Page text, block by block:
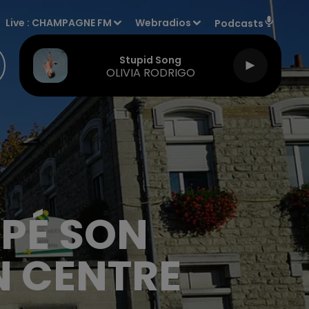
Live : CHAMPAGNE FM Webradios Podcasts
Stupid Song
OLIVIA RODRIGO
SON
CENTRE